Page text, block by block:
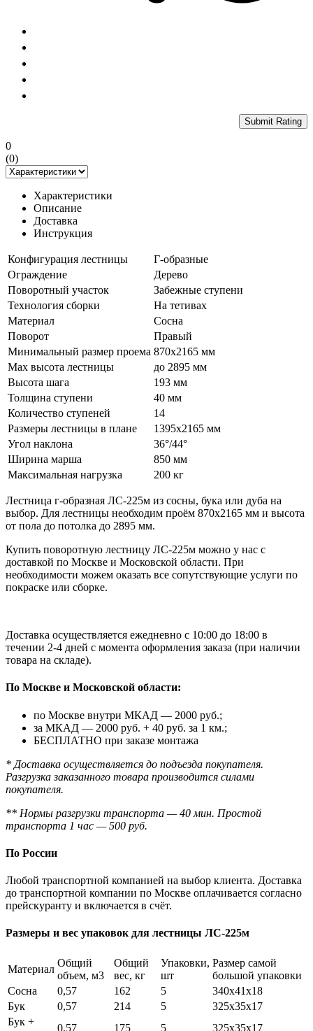
Submit Rating
0
(0)
Характеристики
Описание
Доставка
Инструкция
Конфигурация лестницы
Г-образные
Ограждение
Дерево
Поворотный участок
Забежные ступени
Технология сборки
На тетивах
Материал
Сосна
Поворот
Правый
Минимальный размер проема 870x2165 мм
Max высота лестницы
до 2895 мм
Высота шага
193 мм
Толщина ступени
40 мм
Количество ступеней
14
Размеры лестницы в плане
1395х2165 мм
Угол наклона
36°/44°
Ширина марша
850 мм
Максимальная нагрузка
200 кг
Лестница г-образная ЛС-225м из сосны, бука или дуба на
выбор. Для лестницы необходим проём 870х2165 мм и высота
от пола до потолка до 2895 мм.
Купить поворотную лестницу ЛС-225м можно у нас с
доставкой по Москве и Московской области. При
необходимости можем оказать все сопутствующие услуги по
покраске или сборке.
Доставка осуществляется ежедневно с 10:00 до 18:00 в
течении 2-4 дней с момента оформления заказа (при наличии
товара на складе).
По Москве и Московской области:
по Москве внутри МКАД — 2000 руб.;
за МКАД — 2000 руб. + 40 руб. за 1 км.;
БЕСПЛАТНО при заказе монтажа
* Доставка осуществляется до подъезда покупателя.
Разгрузка заказанного товара производится силами
покупателя.
** Нормы разгрузки транспорта — 40 мин. Простой
транспорта 1 час — 500 руб.
По России
Любой транспортной компанией на выбор клиента. Доставка
до транспортной компании по Москве оплачивается согласно
прейскуранту и включается в счёт.
Размеры и вес упаковок для лестницы ЛС-225м
Материал
Общий
объем, м3
Общий
вес, кг
Упаковки,
шт
Размер самой
большой упаковки
Сосна
0,57 162 5
340х41х18
Бук
0,57 214 5
325х35х17
Бук +
0,57 175 5
325х35х17